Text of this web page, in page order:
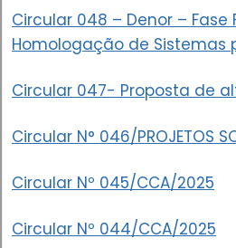
Circular 048 – Denor – Fase
Homologação de Sistemas
Circular 047- Proposta de
Circular N° 046/PROJETOS
Circular Nº 045/CCA/2025
Circular Nº 044/CCA/2025